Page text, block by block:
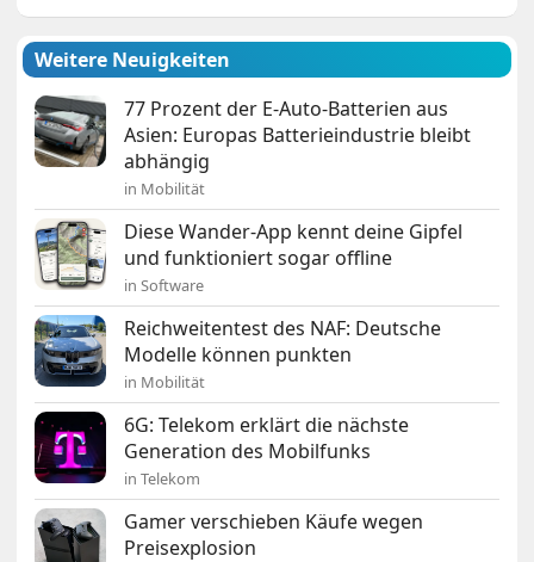
Weitere Neuigkeiten
77 Prozent der E-Auto-Batterien aus
Asien: Europas Batterieindustrie bleibt
abhängig
in Mobilität
Diese Wander-App kennt deine Gipfel
und funktioniert sogar offline
in Software
Reichweitentest des NAF: Deutsche
Modelle können punkten
in Mobilität
6G: Telekom erklärt die nächste
Generation des Mobilfunks
in Telekom
Gamer verschieben Käufe wegen
Preisexplosion